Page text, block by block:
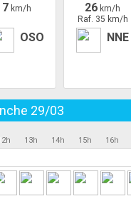
7 km/h
OSO
26 km/h
Raf. 35 km/h
NNE
29/03
13h 14h 15h 16h